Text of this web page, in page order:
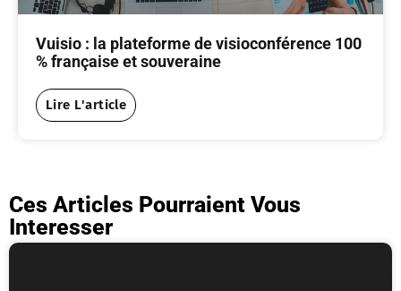
Vuisio : la plateforme de visioconférence 100
% française et souveraine
Lire L'article
Ces Articles Pourraient Vous
Interesser